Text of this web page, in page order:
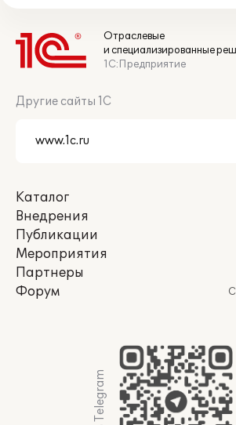
Отраслевые
и специализированные
1С:Предприятие
Другие сайты 1С
Каталог
Внедрения
Публикации
Мероприятия
Партнеры
Форум